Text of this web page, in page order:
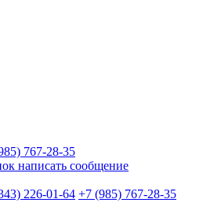
767-28-35
написать сообщение
226-01-64 +7 (985) 767-28-35